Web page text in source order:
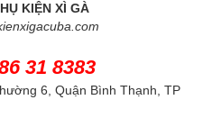
KIỆN XÌ GÀ
31 8383
6, Quận Bình Thạnh, TP